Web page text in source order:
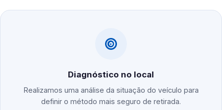
Diagnóstico no local
Realizamos uma análise da situação do veículo para
definir o método mais seguro de retirada.